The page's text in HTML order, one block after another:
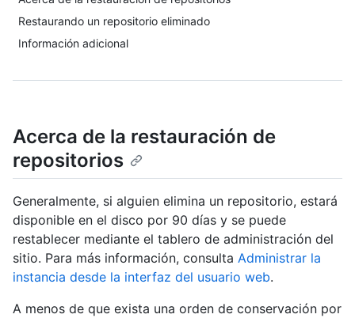
Restaurando un repositorio eliminado
Información adicional
Acerca de la restauración de
repositorios
Generalmente, si alguien elimina un repositorio, estará
disponible en el disco por 90 días y se puede
restablecer mediante el tablero de administración del
sitio. Para más información, consulta Administrar la
instancia desde la interfaz del usuario web.
A menos de que exista una orden de conservación por